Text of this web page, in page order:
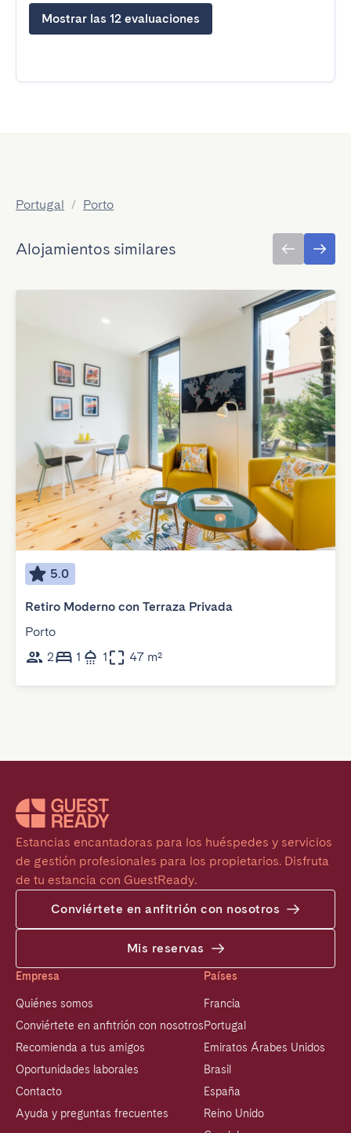
Mostrar las 12 evaluaciones
Portugal / Porto
Alojamientos similares
5.0
Retiro Moderno con Terraza Privada
Porto
2
1 1 47 m²
Estancias encantadoras para los huéspedes y servicios
de gestión profesionales para los propietarios. Disfruta
de tu estancia con GuestReady.
Conviértete en anfitrión con nosotros
Mis reservas
Empresa
Quiénes somos
Conviértete en anfitrión con nosotros
Recomienda a tus amigos
Oportunidades laborales
Contacto
Ayuda y preguntas frecuentes
Países
Francia
Portugal
Emiratos Árabes Unidos
Brasil
España
Reino Unido